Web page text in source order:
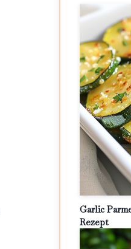
Garlic
Rezept